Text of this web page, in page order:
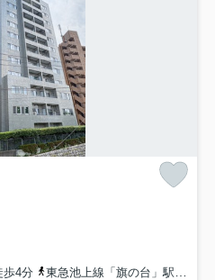
歩4分
東急池上線「旗の台」駅 徒歩4分